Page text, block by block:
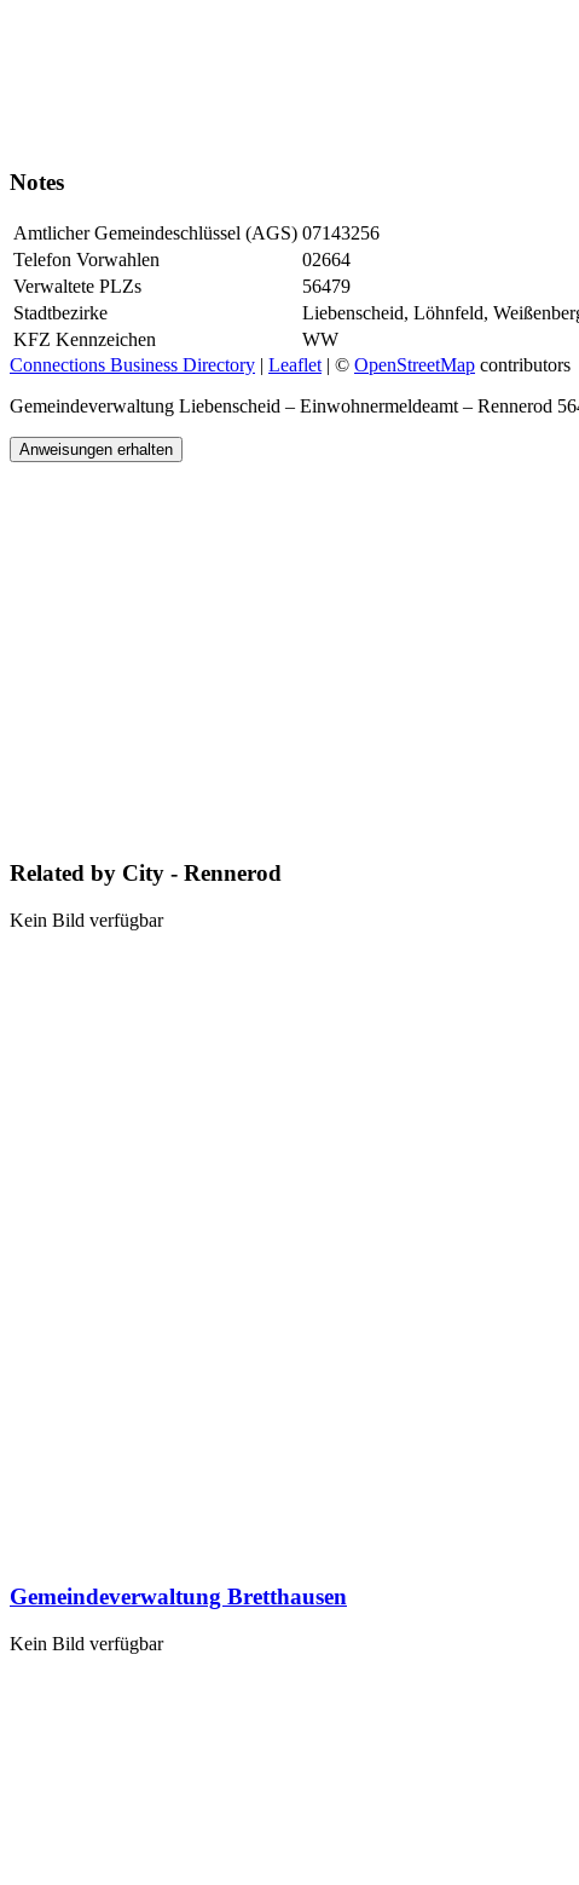
Notes
Amtlicher Gemeindeschlüssel (AGS) 07143256
Telefon Vorwahlen
02664
Verwaltete PLZs
56479
Stadtbezirke
Liebenscheid, Löhnfeld,
KFZ Kennzeichen
WW
Connections Business Directory | Leaflet | © OpenStreetMap contributors
Gemeindeverwaltung Liebenscheid – Einwohnermeldeamt – Rennerod
Anweisungen erhalten
Related by City - Rennerod
Kein Bild verfügbar
Gemeindeverwaltung Bretthausen
Kein Bild verfügbar